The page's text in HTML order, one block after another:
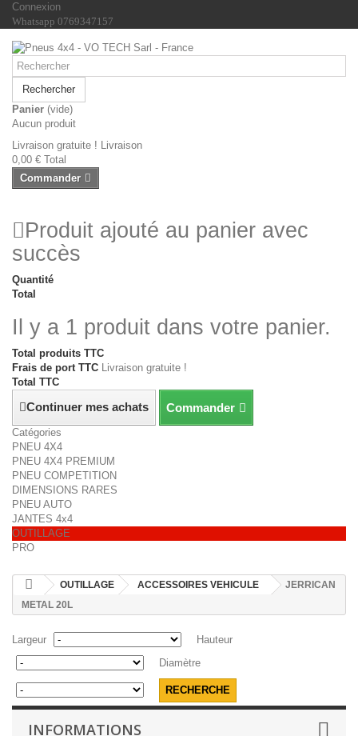
Connexion
Whatsapp 0769347157
Rechercher
Panier (vide)
Aucun produit
Livraison gratuite ! Livraison
0,00 € Total
Commander
Produit ajouté au panier avec
succès
Quantité
Total
Il y a 1 produit dans votre panier.
Total produits TTC
Frais de port TTC Livraison gratuite !
Total TTC
Continuer mes achats Commander
Catégories
PNEU 4X4
PNEU 4X4 PREMIUM
PNEU COMPETITION
DIMENSIONS RARES
PNEU AUTO
JANTES 4x4
OUTILLAGE
PRO
OUTILLAGE ACCESSOIRES VEHICULE
JERRICAN
METAL 20L
Largeur
Hauteur
Diamètre
INFORMATIONS